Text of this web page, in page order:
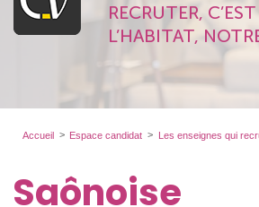
RECRUTER,
L’HABITAT,
Accueil Espace candidat Les enseignes qui
Saônoise